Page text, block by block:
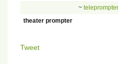
~ teleprompter
theater prompter
Tweet